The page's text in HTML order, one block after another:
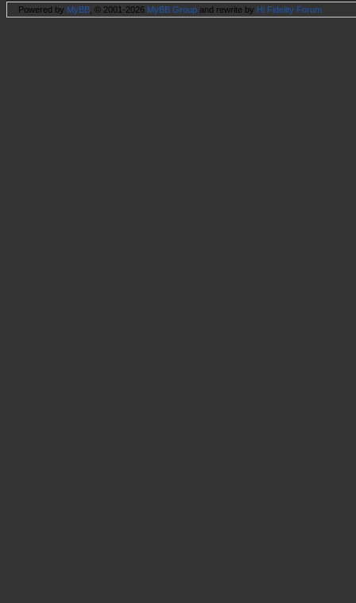
Powered by MyBB , © 2001-2026 MyBB Group and rewrite by Hi Fidelity Forum